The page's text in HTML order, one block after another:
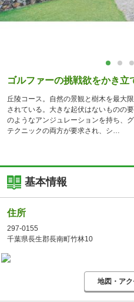
ゴルファーの挑戦欲をかき
丘陵コース。自然の景観と樹木を最大
されている。大きな起伏はないものの
のようなアンジュレーションを持ち、
テクニックの両方が要求され、シ
基本情報
住所
297-0155
千葉県長生郡長南町竹林10
地図・ア